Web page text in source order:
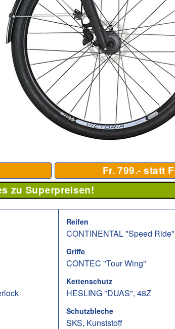
Fr. 799.- statt
zu Superpreisen!
Reifen
CONTINENTAL "Speed
Griffe
CONTEC "Tour Wing"
Kettenschutz
HESLING "DUAS", 48Z
Schutzbleche
SKS, Kunststoff